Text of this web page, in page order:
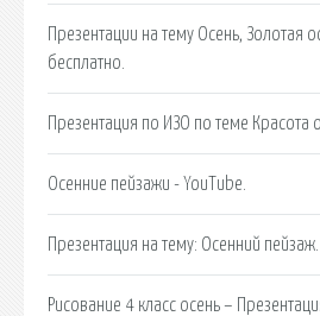
Презентации на тему Осень, Золотая
бесплатно.
Презентация по ИЗО по теме Красота
Осенние пейзажи - YouTube.
Презентация на тему: Осенний
Рисование 4 класс осень –